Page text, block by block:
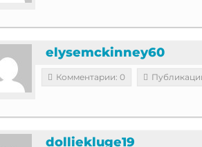
elysemckinney60
Комментарии: 0
dolliekluge19